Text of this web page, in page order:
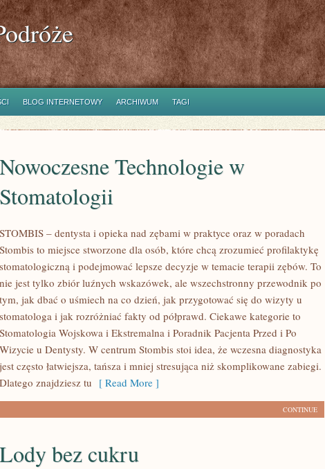
BLOG INTERNETOWY ARCHIWUM TAGI
Nowoczesne Technologie w
Stomatologii
STOMBIS – dentysta i opieka nad zębami w praktyce oraz w poradach
Stombis to miejsce stworzone dla osób, które chcą zrozumieć profilaktykę
stomatologiczną i podejmować lepsze decyzje w temacie terapii zębów. To
nie jest tylko zbiór luźnych wskazówek, ale wszechstronny przewodnik po
tym, jak dbać o uśmiech na co dzień, jak przygotować się do wizyty u
stomatologa i jak rozróżniać fakty od półprawd. Ciekawe kategorie to
Stomatologia Wojskowa i Ekstremalna i Poradnik Pacjenta Przed i Po
Wizycie u Dentysty. W centrum Stombis stoi idea, że wczesna diagnostyka
jest często łatwiejsza, tańsza i mniej stresująca niż skomplikowane zabiegi.
Dlatego znajdziesz tu [ Read More ]
CONTINUE
Lody bez cukru